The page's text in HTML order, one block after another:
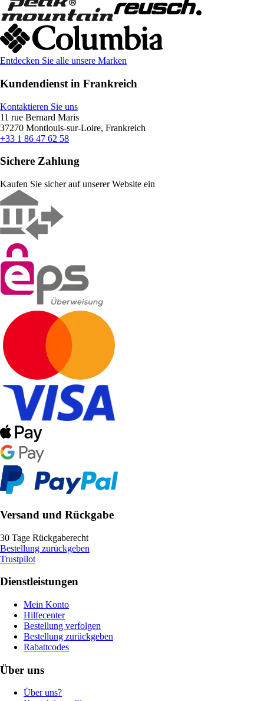
Entdecken Sie alle unsere Marken
Kundendienst in Frankreich
Kontaktieren Sie uns
11 rue Bernard Maris
37270 Montlouis-sur-Loire, Frankreich
+33 1 86 47 62 58
Sichere Zahlung
Kaufen Sie sicher auf unserer Website ein
Versand und Rückgabe
30 Tage Rückgaberecht
Bestellung zurückgeben
Trustpilot
Dienstleistungen
Mein Konto
Hilfecenter
Bestellung verfolgen
Bestellung zurückgeben
Rabattcodes
Über uns
Über uns?